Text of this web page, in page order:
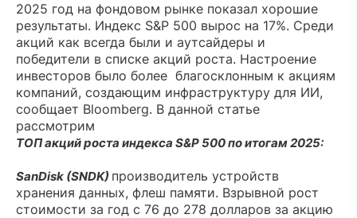
2025 год на фондовом рынке показал хорошие
результаты. Индекс S&P 500 вырос на 17%. Среди
акций как всегда были и аутсайдеры и
победители в списке акций роста. Настроение
инвесторов было более благосклонным к акциям
компаний, создающим инфраструктуру для ИИ,
сообщает Bloomberg. В данной статье
рассмотрим
ТОП акций роста индекса S&P 500 по итогам 2025:
SanDisk (SNDK) производитель устройств
хранения данных, флеш памяти. Взрывной рост
стоимости за год с 76 до 278 долларов за акцию